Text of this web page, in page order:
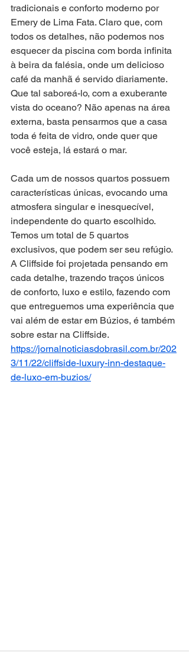
tradicionais e conforto moderno por
Emery de Lima Fata. Claro que, com
todos os detalhes, não podemos nos
esquecer da piscina com borda infinita
à beira da falésia, onde um delicioso
café da manhã é servido diariamente.
Que tal saboreá-lo, com a exuberante
vista do oceano? Não apenas na área
externa, basta pensarmos que a casa
toda é feita de vidro, onde quer que
você esteja, lá estará o mar.
Cada um de nossos quartos possuem
características únicas, evocando uma
atmosfera singular e inesquecível,
independente do quarto escolhido.
Temos um total de 5 quartos
exclusivos, que podem ser seu refúgio.
A Cliffside foi projetada pensando em
cada detalhe, trazendo traços únicos
de conforto, luxo e estilo, fazendo com
que entreguemos uma experiência que
vai além de estar em Búzios, é também
sobre estar na Cliffside.
https://jornalnoticiasdobrasil.com.br/202
3/11/22/cliffside-luxury-inn-destaque-
de-luxo-em-buzios/